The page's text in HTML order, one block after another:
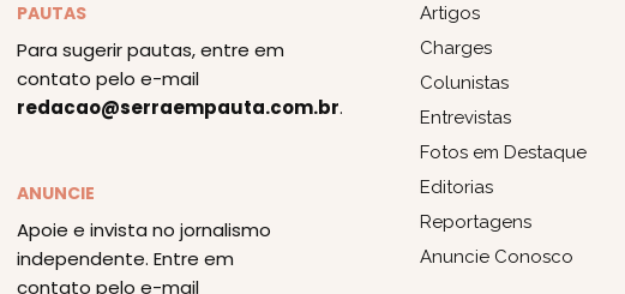
PAUTAS
Para sugerir pautas, entre em
contato pelo e-mail
redacao@serraempauta.com.br.
ANUNCIE
Apoie e invista no jornalismo
independente. Entre em
contato pelo e-mail
Artigos
Charges
Colunistas
Entrevistas
Fotos em Destaque
Editorias
Reportagens
Anuncie Conosco